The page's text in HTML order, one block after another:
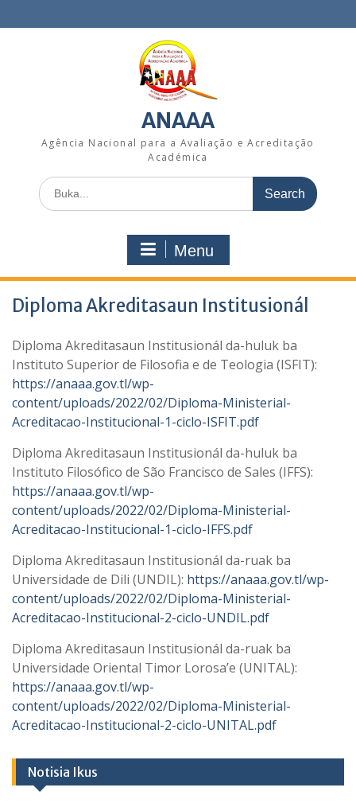
to
ANAAA
Agência Nacional para a Avaliação e Acreditação
Académica
Search
for:
Menu
Diploma Akreditasaun Institusionál
Diploma Akreditasaun Institusionál da-huluk ba
Instituto Superior de Filosofia e de Teologia (ISFIT):
https://anaaa.gov.tl/wp-
content/uploads/2022/02/Diploma-Ministerial-
Acreditacao-Institucional-1-ciclo-ISFIT.pdf
Diploma Akreditasaun Institusionál da-huluk ba
Instituto Filosófico de São Francisco de Sales (IFFS):
https://anaaa.gov.tl/wp-
content/uploads/2022/02/Diploma-Ministerial-
Acreditacao-Institucional-1-ciclo-IFFS.pdf
Diploma Akreditasaun Institusionál da-ruak ba
Universidade de Dili (UNDIL): https://anaaa.gov.tl/wp-
content/uploads/2022/02/Diploma-Ministerial-
Acreditacao-Institucional-2-ciclo-UNDIL.pdf
Diploma Akreditasaun Institusionál da-ruak ba
Universidade Oriental Timor Lorosa’e (UNITAL):
https://anaaa.gov.tl/wp-
content/uploads/2022/02/Diploma-Ministerial-
Acreditacao-Institucional-2-ciclo-UNITAL.pdf
Notisia Ikus